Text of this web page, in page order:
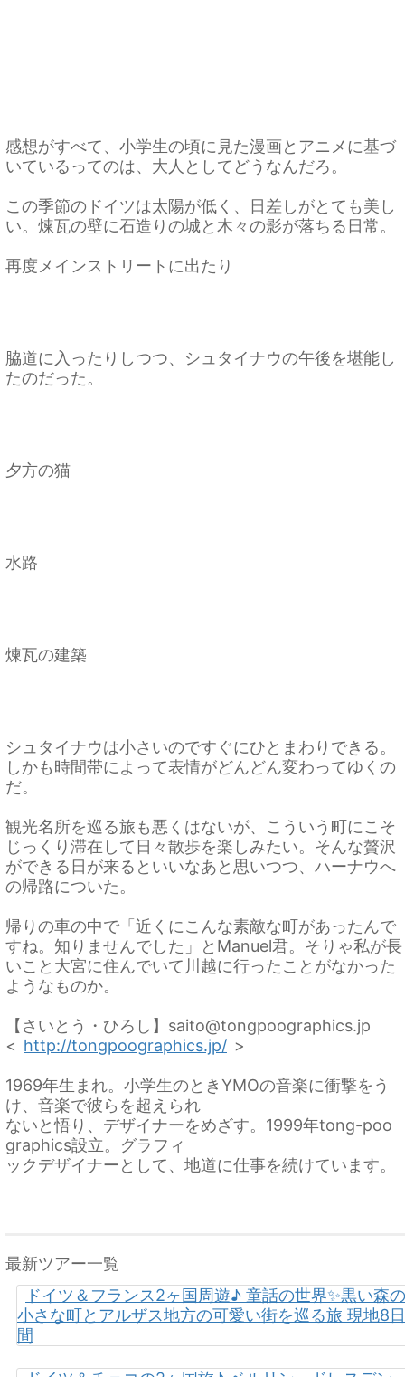
感想がすべて、小学生の頃に見た漫画とアニメに基づ
いているってのは、大人としてどうなんだろ。
この季節のドイツは太陽が低く、日差しがとても美し
い。煉瓦の壁に石造りの城と木々の影が落ちる日常。
再度メインストリートに出たり
脇道に入ったりしつつ、シュタイナウの午後を堪能し
たのだった。
夕方の猫
水路
煉瓦の建築
シュタイナウは小さいのですぐにひとまわりできる。
しかも時間帯によって表情がどんどん変わってゆくの
だ。
観光名所を巡る旅も悪くはないが、こういう町にこそ
じっくり滞在して日々散歩を楽しみたい。そんな贅沢
ができる日が来るといいなあと思いつつ、ハーナウへ
の帰路についた。
帰りの車の中で「近くにこんな素敵な町があったんで
すね。知りませんでした」とManuel君。そりゃ私が長
いこと大宮に住んでいて川越に行ったことがなかった
ようなものか。
【さいとう・ひろし】saito@tongpoographics.jp
< http://tongpoographics.jp/ >
1969年生まれ。小学生のときYMOの音楽に衝撃をう
け、音楽で彼らを超えられ
ないと悟り、デザイナーをめざす。1999年tong-poo
graphics設立。グラフィ
ックデザイナーとして、地道に仕事を続けています。
最新ツアー一覧
ドイツ＆フランス2ヶ国周遊♪ 童話の世界✨黒い森の
小さな町とアルザス地方の可愛い街を巡る旅 現地8日
間